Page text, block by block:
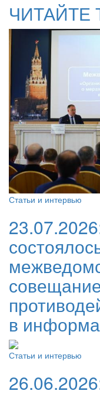
ЧИТАЙТЕ
Статьи и интервью
в
Статьи и интервью